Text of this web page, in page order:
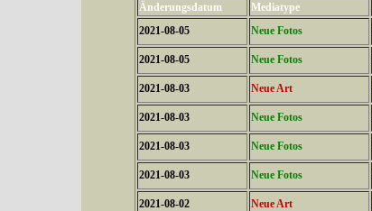
Änderungsdatum Mediatype
2021-08-05
Neue Fotos
2021-08-05 Neue Fotos
2021-08-03 Neue Art
2021-08-03 Neue Fotos
2021-08-03 Neue Fotos
2021-08-03 Neue Fotos
2021-08-02 Neue Art